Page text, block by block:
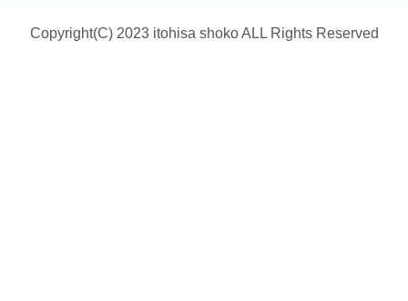
Copyright(C) 2023 itohisa shoko ALL Rights Reserved